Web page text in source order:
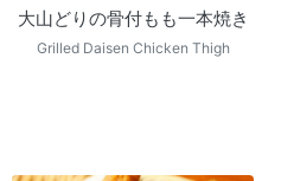
大山どりの骨付もも一本焼き
Grilled Daisen Chicken Thigh